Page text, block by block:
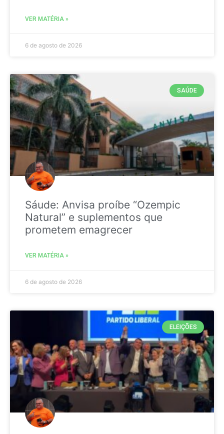
VER MATÉRIA »
6 de agosto de 2026
SAÚDE
Sáude: Anvisa proíbe “Ozempic
Natural” e suplementos que
prometem emagrecer
VER MATÉRIA »
6 de agosto de 2026
ELEIÇÕES